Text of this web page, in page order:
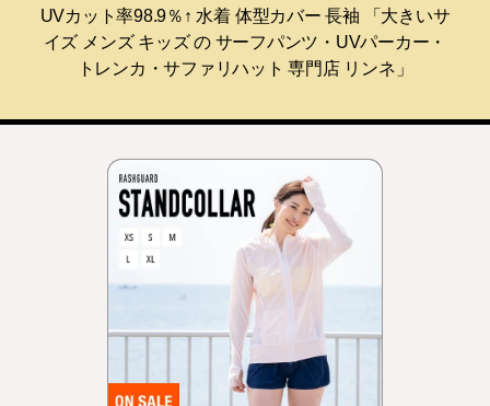
UVカット率98.9％↑ 水着 体型カバー 長袖 「大きいサ
イズ メンズ キッズ の サーフパンツ・UVパーカー・
トレンカ・サファリハット 専門店 リンネ」